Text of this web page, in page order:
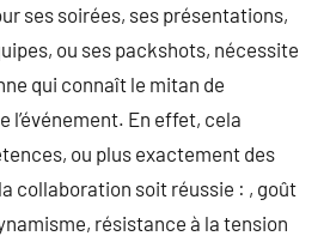
ses soirées, ses présentations,
ou ses packshots, nécessite
qui connaît le mitan de
l’événement. En effet, cela
ou plus exactement des
collaboration soit réussie : , goût
résistance à la tension